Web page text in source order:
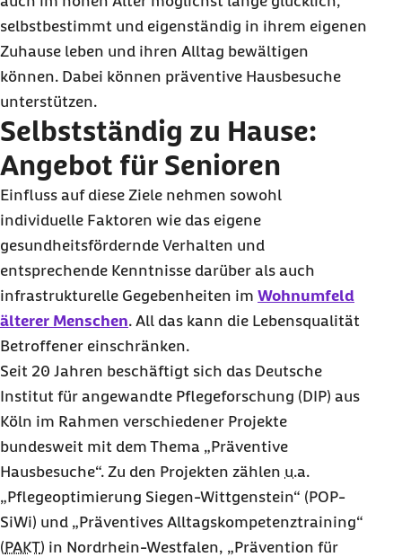
selbstbestimmt und eigenständig in ihrem eigenen
Zuhause leben und ihren Alltag bewältigen
können. Dabei können präventive Hausbesuche
unterstützen.
Selbstständig zu Hause:
Angebot für Senioren
Einfluss auf diese Ziele nehmen sowohl
individuelle Faktoren wie das eigene
gesundheitsfördernde Verhalten und
entsprechende Kenntnisse darüber als auch
infrastrukturelle Gegebenheiten im Wohnumfeld
älterer Menschen. All das kann die Lebensqualität
Betroffener einschränken.
Seit 20 Jahren beschäftigt sich das Deutsche
Institut für angewandte Pflegeforschung (DIP) aus
Köln im Rahmen verschiedener Projekte
bundesweit mit dem Thema „Präventive
Hausbesuche“. Zu den Projekten zählen u.a.
„Pflegeoptimierung Siegen-Wittgenstein“ (POP-
SiWi) und „Präventives Alltagskompetenztraining“
(PAKT) in Nordrhein-Westfalen, „Prävention für